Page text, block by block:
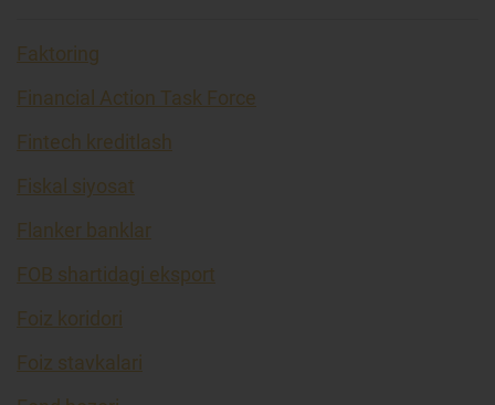
Faktoring
Financial Action Task Force
Fintech kreditlash
Fiskal siyosat
Flanker banklar
FOB shartidagi eksport
Foiz koridori
Foiz stavkalari